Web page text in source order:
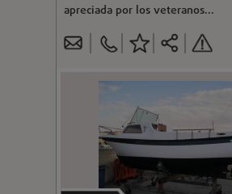
apreciada por los veteranos...